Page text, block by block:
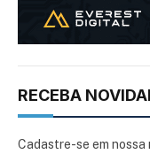
RECEBA
Cadastre-se em